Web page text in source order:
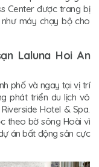
Center được trang bị
máy chạy bộ cho
Laluna Hoi An
phố và ngay tại vị trí
phát triển du lịch vô
Hotel & Spa.
theo bờ sông Hoài vì
án bất động sản cực